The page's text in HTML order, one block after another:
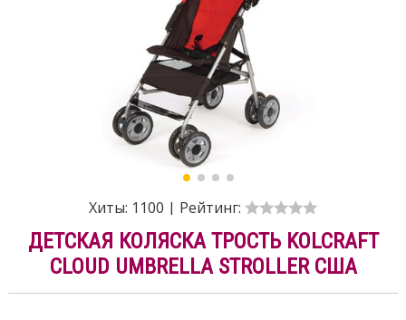
Хиты: 1100 | Рейтинг:
ДЕТСКАЯ КОЛЯСКА ТРОСТЬ KOLCRAFT
CLOUD UMBRELLA STROLLER США